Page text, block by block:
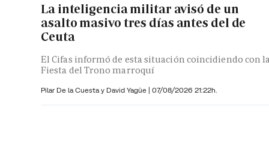
La inteligencia militar avisó de un
asalto masivo tres días antes del de
Ceuta
El Cifas informó de esta situación coincidiendo con
Fiesta del Trono marroquí
Pilar De la Cuesta y David Yagüe | 07/08/2026 21:22h.